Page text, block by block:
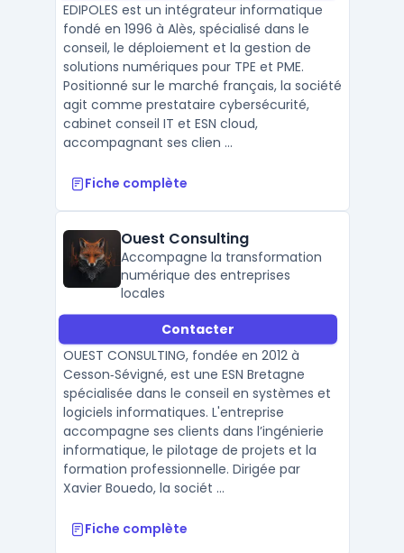
EDIPOLES est un intégrateur informatique
fondé en 1996 à Alès, spécialisé dans le
conseil, le déploiement et la gestion de
solutions numériques pour TPE et PME.
Positionné sur le marché français, la société
agit comme prestataire cybersécurité,
cabinet conseil IT et ESN cloud,
accompagnant ses clien ...
Fiche complète
Ouest Consulting
Accompagne la transformation
numérique des entreprises
locales
Contacter
OUEST CONSULTING, fondée en 2012 à
Cesson‑Sévigné, est une ESN Bretagne
spécialisée dans le conseil en systèmes et
logiciels informatiques. L'entreprise
accompagne ses clients dans l’ingénierie
informatique, le pilotage de projets et la
formation professionnelle. Dirigée par
Xavier Bouedo, la sociét ...
Fiche complète